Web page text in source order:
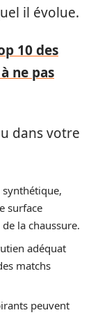
il évolue.
10 des
ne pas
dans votre
surface
la chaussure.
adéquat
matchs
peuvent